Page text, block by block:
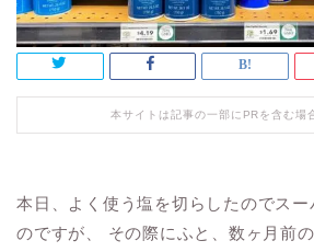
本サイトは記事の一部にPRを含む場
本日、よく使う塩を切らしたのでス
のですが、 その際にふと、数ヶ月前